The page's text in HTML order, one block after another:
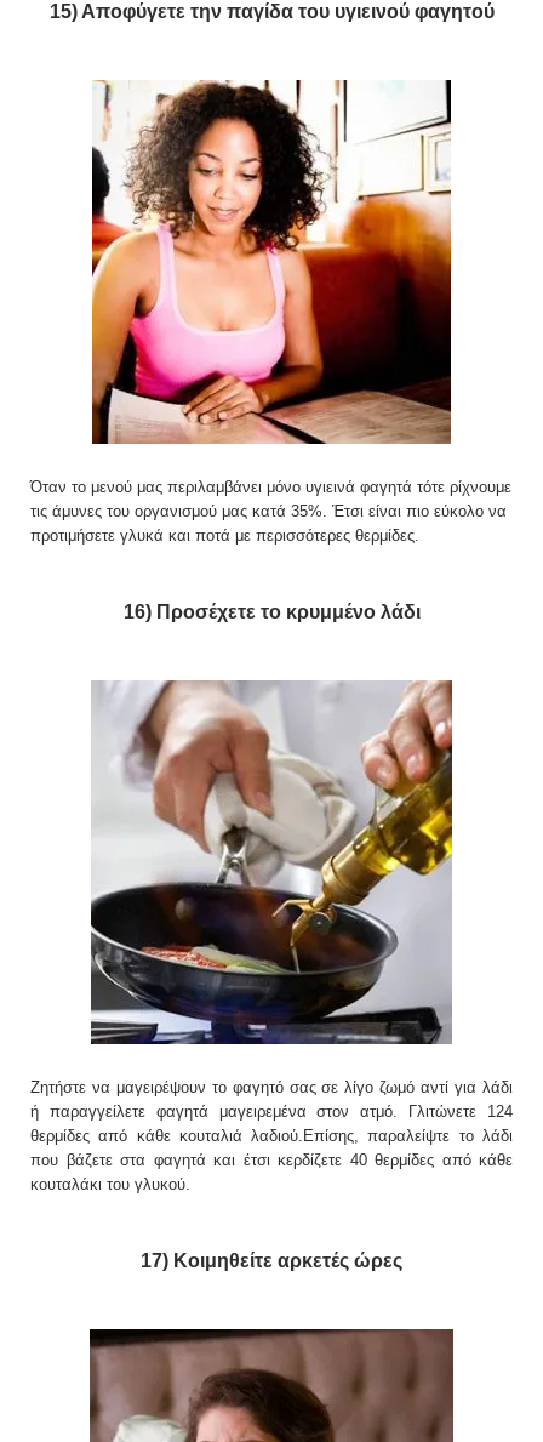
15) Αποφύγετε την παγίδα του υγιεινού φαγητού
Όταν το μενού μας περιλαμβάνει μόνο υγιεινά φαγητά τότε ρίχνουμε
τις άμυνες του οργανισμού μας κατά 35%. Έτσι είναι πιο εύκολο να
προτιμήσετε γλυκά και ποτά με περισσότερες θερμίδες.
16) Προσέχετε το κρυμμένο λάδι
Ζητήστε να μαγειρέψουν το φαγητό σας σε λίγο ζωμό αντί για λάδι
ή παραγγείλετε φαγητά μαγειρεμένα στον ατμό. Γλιτώνετε 124
θερμίδες από κάθε κουταλιά λαδιού.Επίσης, παραλείψτε το λάδι
που βάζετε στα φαγητά και έτσι κερδίζετε 40 θερμίδες από κάθε
κουταλάκι του γλυκού.
17) Κοιμηθείτε αρκετές ώρες